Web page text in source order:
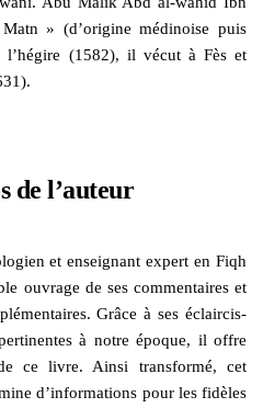
» (d’origine médinoise puis
l’hégire (1582), il vécut à Fès et
de l’auteur
et enseignant expert en Fiqh
ouvrage de ses commentaires et
Grâce à ses éclaircis-
à notre époque, il offre
ce livre. Ainsi transformé, cet
d’informations pour les fidèles